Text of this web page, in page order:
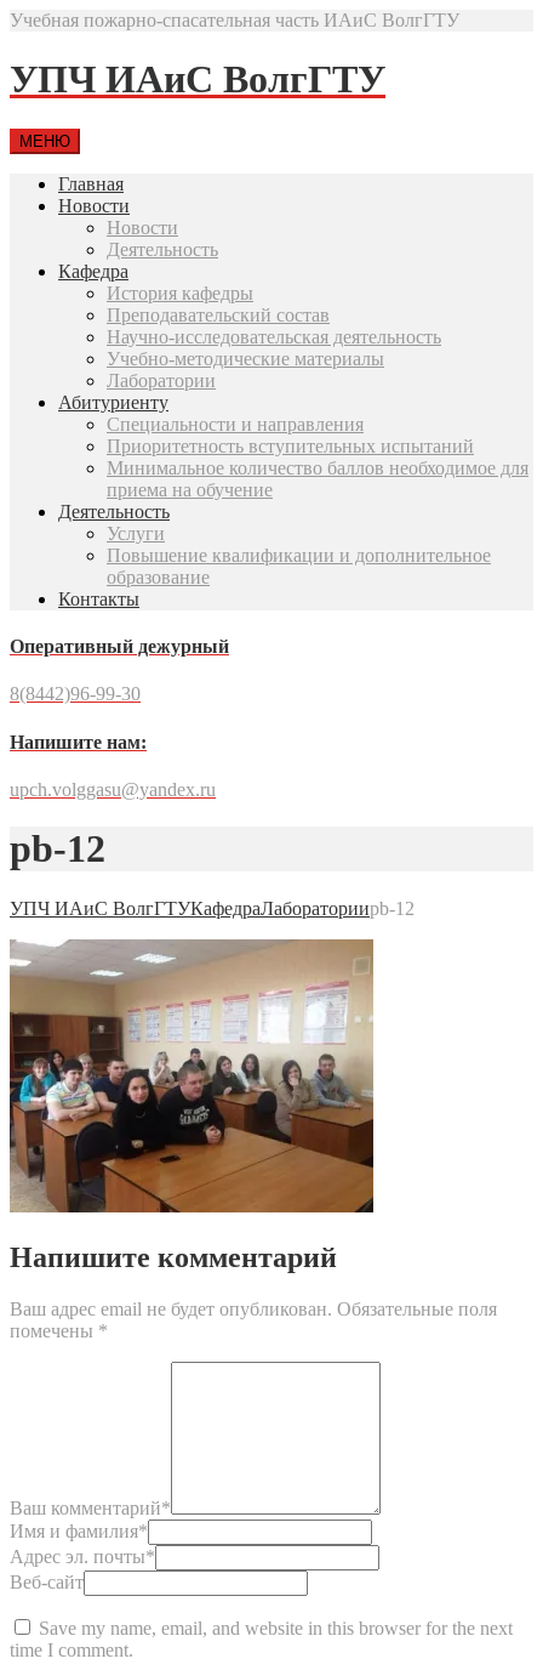
Учебная пожарно-спасательная часть ИАиС ВолгГТУ
УПЧ ИАиС ВолгГТУ
МЕНЮ
Главная
Новости
Новости
Деятельность
Кафедра
История кафедры
Преподавательский состав
Научно-исследовательская деятельность
Учебно-методические материалы
Лаборатории
Абитуриенту
Специальности и направления
Приоритетность вступительных испытаний
Минимальное количество баллов необходимое для
приема на обучение
Деятельность
Услуги
Повышение квалификации и дополнительное
образование
Контакты
Оперативный дежурный
8(8442)96-99-30
Напишите нам:
upch.volggasu@yandex.ru
pb-12
УПЧ ИАиС ВолгГТУКафедраЛабораторииpb-12
Напишите комментарий
Ваш адрес email не будет опубликован. Обязательные поля
помечены *
Ваш комментарий*
Имя и фамилия*
Адрес эл. почты*
Веб-сайт
Save my name, email, and website in this browser for the next
time I comment.